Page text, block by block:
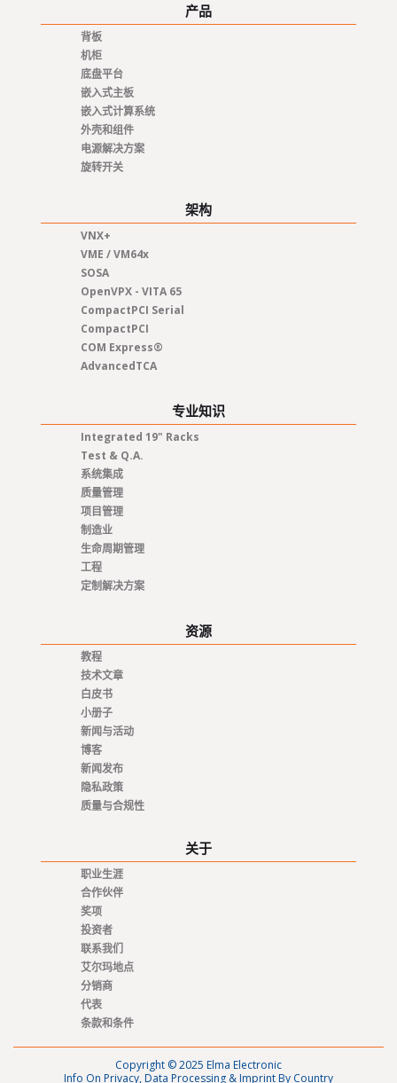
产品
背板
机柜
底盘平台
嵌入式主板
嵌入式计算系统
外壳和组件
电源解决方案
旋转开关
架构
VNX+
VME / VM64x
SOSA
OpenVPX - VITA 65
CompactPCI Serial
CompactPCI
COM Express®
AdvancedTCA
专业知识
Integrated 19" Racks
Test & Q.A.
系统集成
质量管理
项目管理
制造业
生命周期管理
工程
定制解决方案
资源
教程
技术文章
白皮书
小册子
新闻与活动
博客
新闻发布
隐私政策
质量与合规性
关于
职业生涯
合作伙伴
奖项
投资者
联系我们
艾尔玛地点
分销商
代表
条款和条件
Copyright © 2025 Elma Electronic
Info On Privacy, Data Processing & Imprint By Country